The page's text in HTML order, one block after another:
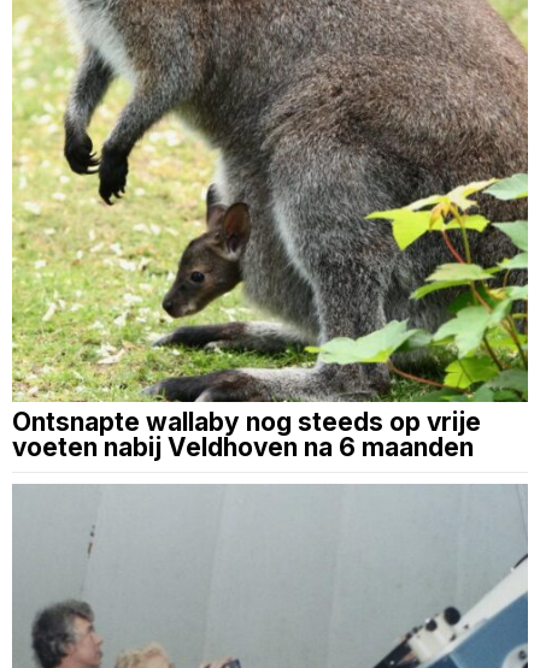
Ontsnapte wallaby nog steeds op vrije
voeten nabij Veldhoven na 6 maanden